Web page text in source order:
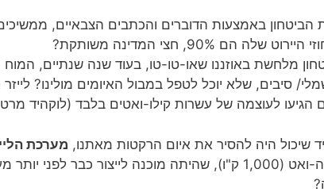
הביטחון באמצעות הדוברים והכתבים הצבאיים,
הם 90%, חצי המדינה משותקת?
מלחשת באוזננו שאו-טו-טו, בעוד שנה שנתיים, המוח
סיבים, שלא יוכל לטפל במבול האיומים מולינו?
הגיעו לעוצמה של עשרות קילו-ואטים בלבד (לוקהיד מרטין, 58
שיכול היה להסיר את איום הרקטות מאתנו, מערכת
עוצמה מסדר גודל של מגה-ואט (1,000 ק"ו), שהיתה מוכנה לייצור כבר